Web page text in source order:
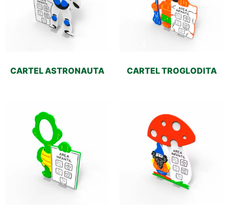
CARTEL ASTRONAUTA CARTEL TROGLODITA